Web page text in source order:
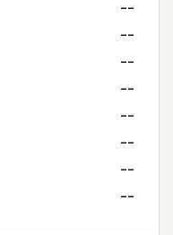
--
--
--
--
--
--
--
--